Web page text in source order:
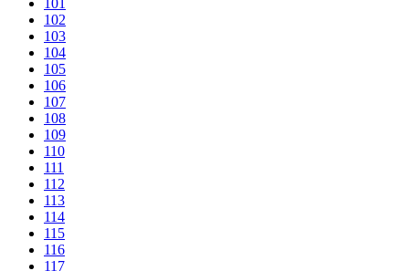
101
102
103
104
105
106
107
108
109
110
111
112
113
114
115
116
117